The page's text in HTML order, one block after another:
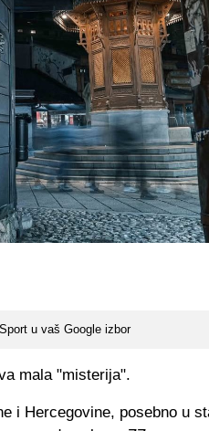
u vaš Google izbor
mala "misterija".
i Hercegovine, posebno u